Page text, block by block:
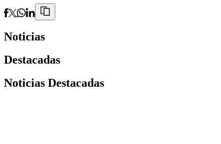
Noticias
Destacadas
Noticias Destacadas